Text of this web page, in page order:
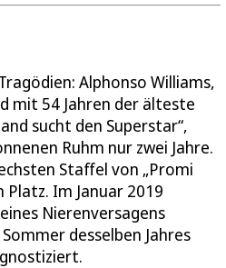
Alphonso Williams,
mit 54 Jahren der älteste
sucht den Superstar“,
Ruhm nur zwei Jahre.
Staffel von „Promi
Im Januar 2019
Nierenversagens
desselben Jahres